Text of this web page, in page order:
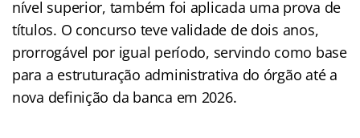
nível superior, também foi aplicada uma prova de
títulos. O concurso teve validade de dois anos,
prorrogável por igual período, servindo como base
para a estruturação administrativa do órgão até a
nova definição da banca em 2026.